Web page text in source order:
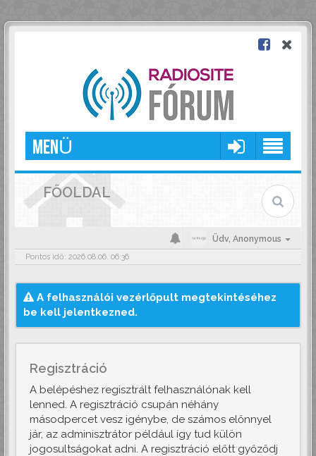
MENÜ
FŐOLDAL
Üdv, Anonymous
Pontos idő: 2026.08.06. 06:36
A felhasználói vezérlőpult megtekintéséhez
be kell jelentkezned.
Regisztráció
A belépéshez regisztrált felhasználónak kell
lenned. A regisztráció csupán néhány
másodpercet vesz igénybe, de számos előnnyel
jár, az adminisztrátor például így tud külön
jogosultságokat adni. A regisztráció előtt győződj